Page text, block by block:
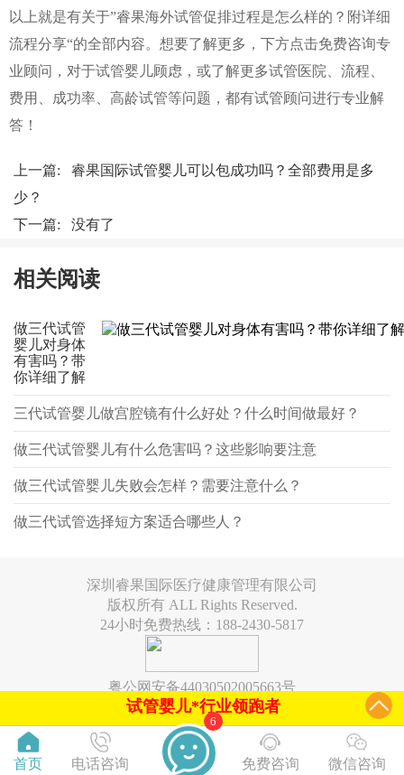
以上就是有关于”睿果海外试管促排过程是怎么样的？附详细
流程分享“的全部内容。想要了解更多，下方点击免费咨询专
业顾问，对于试管婴儿顾虑，或了解更多试管医院、流程、
费用、成功率、高龄试管等问题，都有试管顾问进行专业解
答！
上一篇: 睿果国际试管婴儿可以包成功吗？全部费用是多
少？
下一篇: 没有了
相关阅读
做三代试管
婴儿对身体
有害吗？带
你详细了解
三代试管婴儿做宫腔镜有什么好处？什么时间做最好？
做三代试管婴儿有什么危害吗？这些影响要注意
做三代试管婴儿失败会怎样？需要注意什么？
做三代试管选择短方案适合哪些人？
深圳睿果国际医疗健康管理有限公司
版权所有 ALL Rights Reserved.
24小时免费热线：188-2430-5817
粤公网安备44030502005663号
试管婴儿*行业领跑者
首页 电话咨询
6
免费咨询 微信咨询